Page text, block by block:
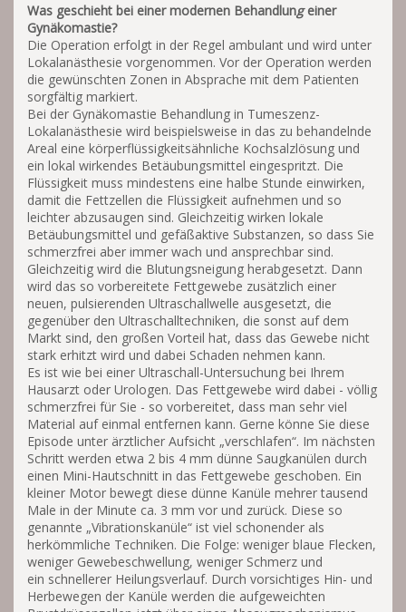
Was geschieht bei einer modernen Behandlung einer
Gynäkomastie?
Die Operation erfolgt in der Regel ambulant und wird unter
Lokalanästhesie vorgenommen. Vor der Operation werden
die gewünschten Zonen in Absprache mit dem Patienten
sorgfältig markiert.
Bei der Gynäkomastie Behandlung in Tumeszenz-
Lokalanästhesie wird beispielsweise in das zu behandelnde
Areal eine körperflüssigkeitsähnliche Kochsalzlösung und
ein lokal wirkendes Betäubungsmittel eingespritzt. Die
Flüssigkeit muss mindestens eine halbe Stunde einwirken,
damit die Fettzellen die Flüssigkeit aufnehmen und so
leichter abzusaugen sind. Gleichzeitig wirken lokale
Betäubungsmittel und gefäßaktive Substanzen, so dass Sie
schmerzfrei aber immer wach und ansprechbar sind.
Gleichzeitig wird die Blutungsneigung herabgesetzt. Dann
wird das so vorbereitete Fettgewebe zusätzlich einer
neuen, pulsierenden Ultraschallwelle ausgesetzt, die
gegenüber den Ultraschalltechniken, die sonst auf dem
Markt sind, den großen Vorteil hat, dass das Gewebe nicht
stark erhitzt wird und dabei Schaden nehmen kann.
Es ist wie bei einer Ultraschall-Untersuchung bei Ihrem
Hausarzt oder Urologen. Das Fettgewebe wird dabei - völlig
schmerzfrei für Sie - so vorbereitet, dass man sehr viel
Material auf einmal entfernen kann. Gerne könne Sie diese
Episode unter ärztlicher Aufsicht „verschlafen“. Im nächsten
Schritt werden etwa 2 bis 4 mm dünne Saugkanülen durch
einen Mini-Hautschnitt in das Fettgewebe geschoben. Ein
kleiner Motor bewegt diese dünne Kanüle mehrer tausend
Male in der Minute ca. 3 mm vor und zurück. Diese so
genannte „Vibrationskanüle“ ist viel schonender als
herkömmliche Techniken. Die Folge: weniger blaue Flecken,
weniger Gewebeschwellung, weniger Schmerz und
ein schnellerer Heilungsverlauf. Durch vorsichtiges Hin- und
Herbewegen der Kanüle werden die aufgeweichten